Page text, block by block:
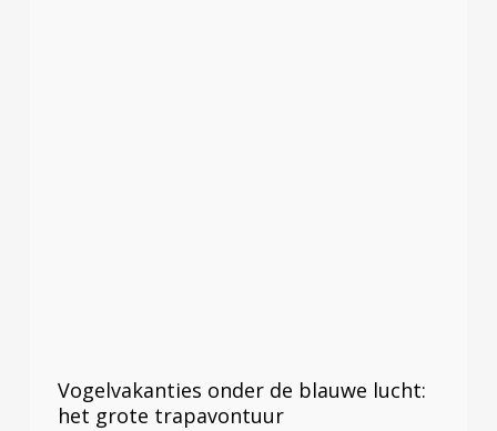
Vogelvakanties onder de blauwe lucht:
het grote trapavontuur